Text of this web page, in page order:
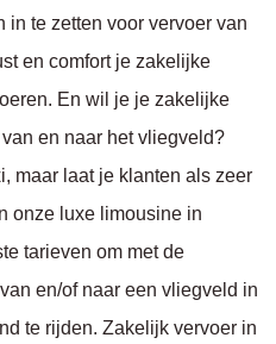
te zetten voor vervoer van
en comfort je zakelijke
En wil je je zakelijke
en naar het vliegveld?
maar laat je klanten als zeer
onze luxe limousine in
tarieven om met de
en/of naar een vliegveld in
te rijden. Zakelijk vervoer in